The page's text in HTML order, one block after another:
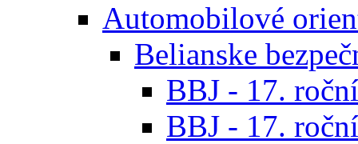
Automobilové
Belianske
BBJ - 17.
BBJ - 17.